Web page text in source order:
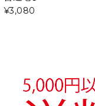
¥3,080